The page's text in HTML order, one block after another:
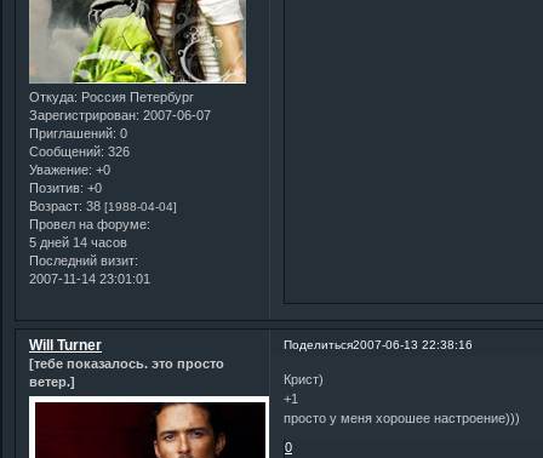
Откуда: Россия Петербург
Зарегистрирован: 2007-06-07
Приглашений: 0
Сообщений: 326
Уважение: +0
Позитив: +0
Возраст: 38 [1988-04-04]
Провел на форуме:
5 дней 14 часов
Последний визит:
2007-11-14 23:01:01
Поделиться2007-06-13 22:38:16
Will Turner
[тебе показалось. это просто
ветер.]
Крист)
+1
просто у меня хорошее настроение)))
0